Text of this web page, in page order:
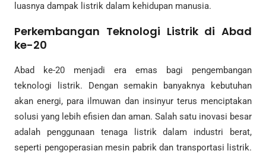
luasnya dampak listrik dalam kehidupan manusia.
Perkembangan Teknologi Listrik di Abad
ke-20
Abad ke-20 menjadi era emas bagi pengembangan
teknologi listrik. Dengan semakin banyaknya kebutuhan
akan energi, para ilmuwan dan insinyur terus menciptakan
solusi yang lebih efisien dan aman. Salah satu inovasi besar
adalah penggunaan tenaga listrik dalam industri berat,
seperti pengoperasian mesin pabrik dan transportasi listrik.